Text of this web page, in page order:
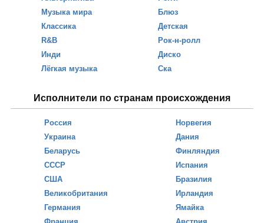
Музыка мира
Классика
R&B
Инди
Лёгкая музыка
Блюз
Детская
Рок-н-ролл
Диско
Ска
Исполнители по странам происхождения
Россия
Украина
Беларусь
СССР
США
Великобритания
Германия
Норвегия
Дания
Финляндия
Испания
Бразилия
Ирландия
Ямайка